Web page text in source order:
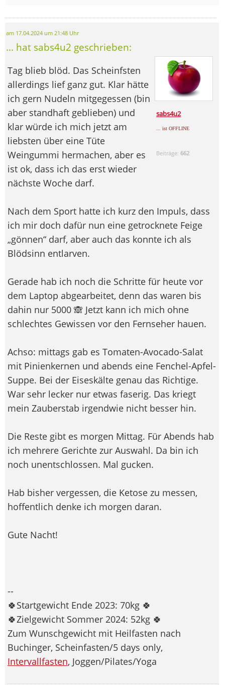
am 17.04.2024 um 21:48 Uhr
... hat sabs4u2 geschrieben:
sabs4u2
... ist OFFLINE
Beiträge: 662
Tag blieb blöd. Das Scheinfsten
allerdings lief ganz gut. Klar hätte
ich gern Nudeln mitgegessen (bin
aber standhaft geblieben) und
klar würde ich mich jetzt am
liebsten über eine Tüte
Weingummi hermachen, aber es
ist ok, dass ich das erst wieder
nächste Woche darf.
Nach dem Sport hatte ich kurz den Impuls, dass
ich mir doch dafür nun eine getrocknete Feige
„gönnen“ darf, aber auch das konnte ich als
Blödsinn entlarven.
Gerade hab ich noch die Schritte für heute vor
dem Laptop abgearbeitet, denn das waren bis
dahin nur 5000 🙈 Jetzt kann ich mich ohne
schlechtes Gewissen vor den Fernseher hauen.
Achso: mittags gab es Tomaten-Avocado-Salat
mit Pinienkernen und abends eine Fenchel-Apfel-
Suppe. Bei der Eiseskälte genau das Richtige.
War sehr lecker nur etwas faserig. Das kriegt
mein Zauberstab irgendwie nicht besser hin.
Die Reste gibt es morgen Mittag. Für Abends hab
ich mehrere Gerichte zur Auswahl. Da bin ich
noch unentschlossen. Mal gucken.
Hab bisher vergessen, die Ketose zu messen,
hoffentlich denke ich morgen daran.
Gute Nacht!
--
🍀Startgewicht Ende 2023: 70kg 🍀
🍀Zielgewicht Sommer 2024: 52kg 🍀
Zum Wunschgewicht mit Heilfasten nach
Buchinger, Scheinfasten/5 days only,
Intervallfasten, Joggen/Pilates/Yoga